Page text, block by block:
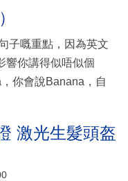
子嘅重點，因為英文
響你講得似唔似個
你會說Banana，自
激光生髮頭盔